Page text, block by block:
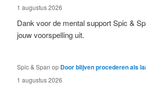
1 augustus 2026
Dank voor de mental support Spic &
jouw voorspelling uit.
Spic & Span op Door blijven procederen als
1 augustus 2026